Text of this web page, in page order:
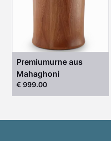
Premiumurne aus
Mahaghoni
€ 999.00